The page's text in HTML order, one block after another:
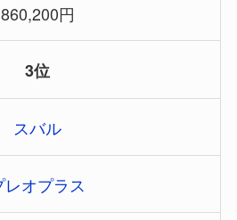
860,200円
3位
スバル
レオプラス